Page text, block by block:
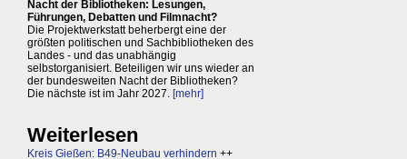
Nacht der Bibliotheken: Lesungen,
Führungen, Debatten und Filmnacht?
Die Projektwerkstatt beherbergt eine der
größten politischen und Sachbibliotheken des
Landes - und das unabhängig
selbstorganisiert. Beteiligen wir uns wieder an
der bundesweiten Nacht der Bibliotheken?
Die nächste ist im Jahr 2027. [mehr]
Weiterlesen
Kreis Gießen: B49-Neubau verhindern ++